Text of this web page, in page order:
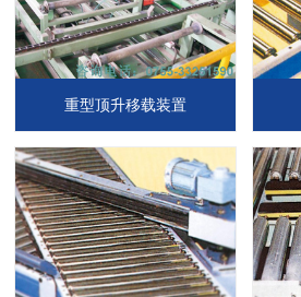
重型顶升移载装置